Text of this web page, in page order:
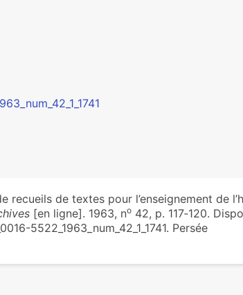
recueils de textes pour l’enseignement de
[en ligne]. 1963, no 42, p. 117‑120.
5522_1963_num_42_1_1741. Persée